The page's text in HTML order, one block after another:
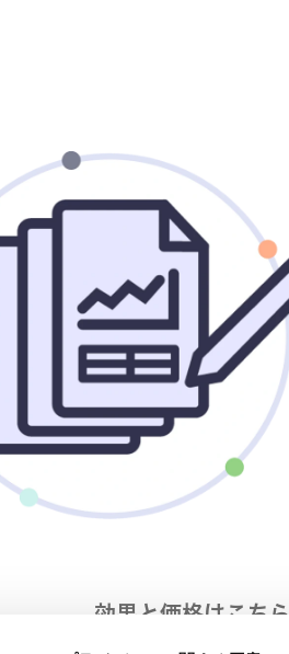
効果と価格はこちら